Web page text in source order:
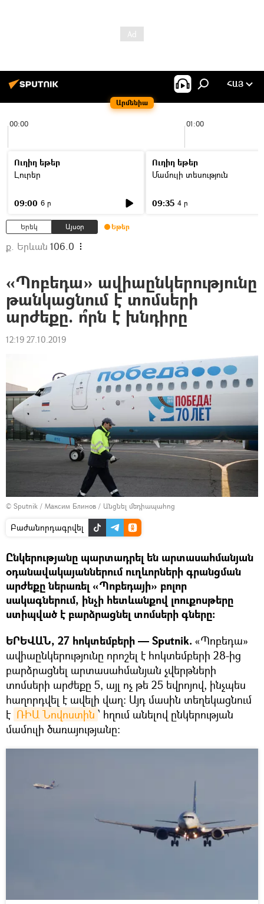
Արմենիա
ՀԱՅ
00:00 01:00
Ուղիղ եթեր
Լուրեր
09:00 6 ր
Ուղիղ եթեր
Մամուլի տեսություն
09:35 4 ր
Երեկ Այսօր Եթեր
ք. Երևան 106.0
«Պոբեդա» ավիաընկերությունը
թանկացնում է տոմսերի
արժեքը. ո՞րն է խնդիրը
12:19 27.10.2019
© Sputnik / Максим Блинов / Անցնել մեդիապահոց
Բաժանորդագրվել
Ընկերությանը պարտադրել են արտասահմանյան
օդանավակայաններում ուղևորների գրանցման
արժեքը ներառել «Պոբեդայի» բոլոր
սակագներում, ինչի հետևանքով լոուքոսթերը
ստիպված է բարձրացնել տոմսերի գները։
ԵՐԵՎԱՆ, 27 հոկտեմբերի — Sputnik. «Պոբեդա»
ավիաընկերությունը որոշել է հոկտեմբերի 28-ից
բարձրացնել արտասահմանյան չվերթների
տոմսերի արժեքը 5, այլ ոչ թե 25 եվրոյով, ինչպես
հաղորդվել է ավելի վաղ։ Այդ մասին տեղեկացնում
է ՌԻԱ Նովոստին ՝ հղում անելով ընկերության
մամուլի ծառայությանը։